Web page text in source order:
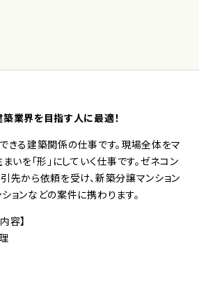
業界を目指す人に最適！
きる建築関係の仕事です。現場全体をマ
いを「形」にしていく仕事です。ゼネコン
先から依頼を受け、新築分譲マンション
ョンなどの案件に携わります。
容】